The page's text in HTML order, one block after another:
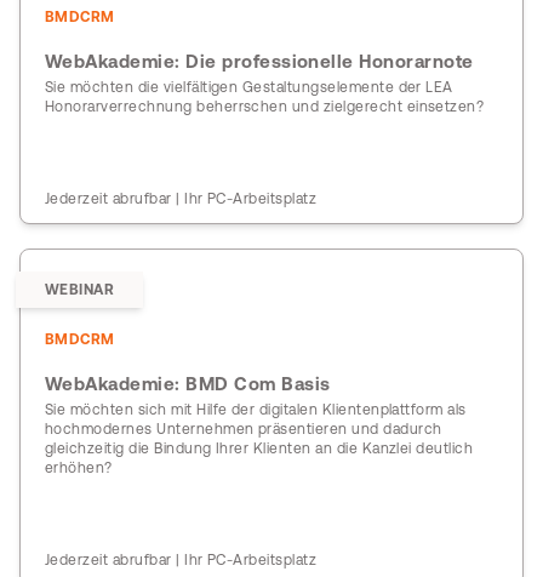
BMDCRM
WebAkademie: Die professionelle Honorarnote
Sie möchten die vielfältigen Gestaltungselemente der LEA
Honorarverrechnung beherrschen und zielgerecht einsetzen?
Jederzeit abrufbar | Ihr PC-Arbeitsplatz
WEBINAR
BMDCRM
WebAkademie: BMD Com Basis
Sie möchten sich mit Hilfe der digitalen Klientenplattform als
hochmodernes Unternehmen präsentieren und dadurch
gleichzeitig die Bindung Ihrer Klienten an die Kanzlei deutlich
erhöhen?
Jederzeit abrufbar | Ihr PC-Arbeitsplatz